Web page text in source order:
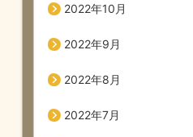
2022年10月
2022年9月
2022年8月
2022年7月